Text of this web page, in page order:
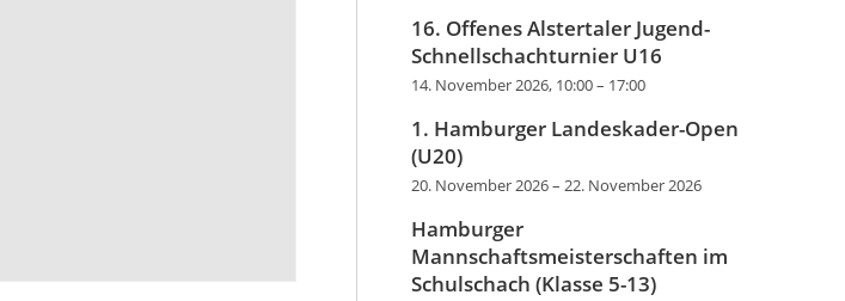
16. Offenes Alstertaler Jugend-
Schnellschachturnier U16
14. November 2026, 10:00– 17:00
1. Hamburger Landeskader-Open
(U20)
20. November 2026– 22. November 2026
Hamburger
Mannschaftsmeisterschaften im
Schulschach (Klasse 5-13)